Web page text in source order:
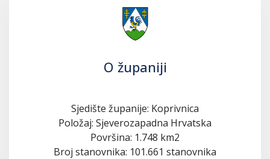
O županiji
Sjedište županije: Koprivnica
Položaj: Sjeverozapadna Hrvatska
Površina: 1.748 km2
Broj stanovnika: 101.661 stanovnika